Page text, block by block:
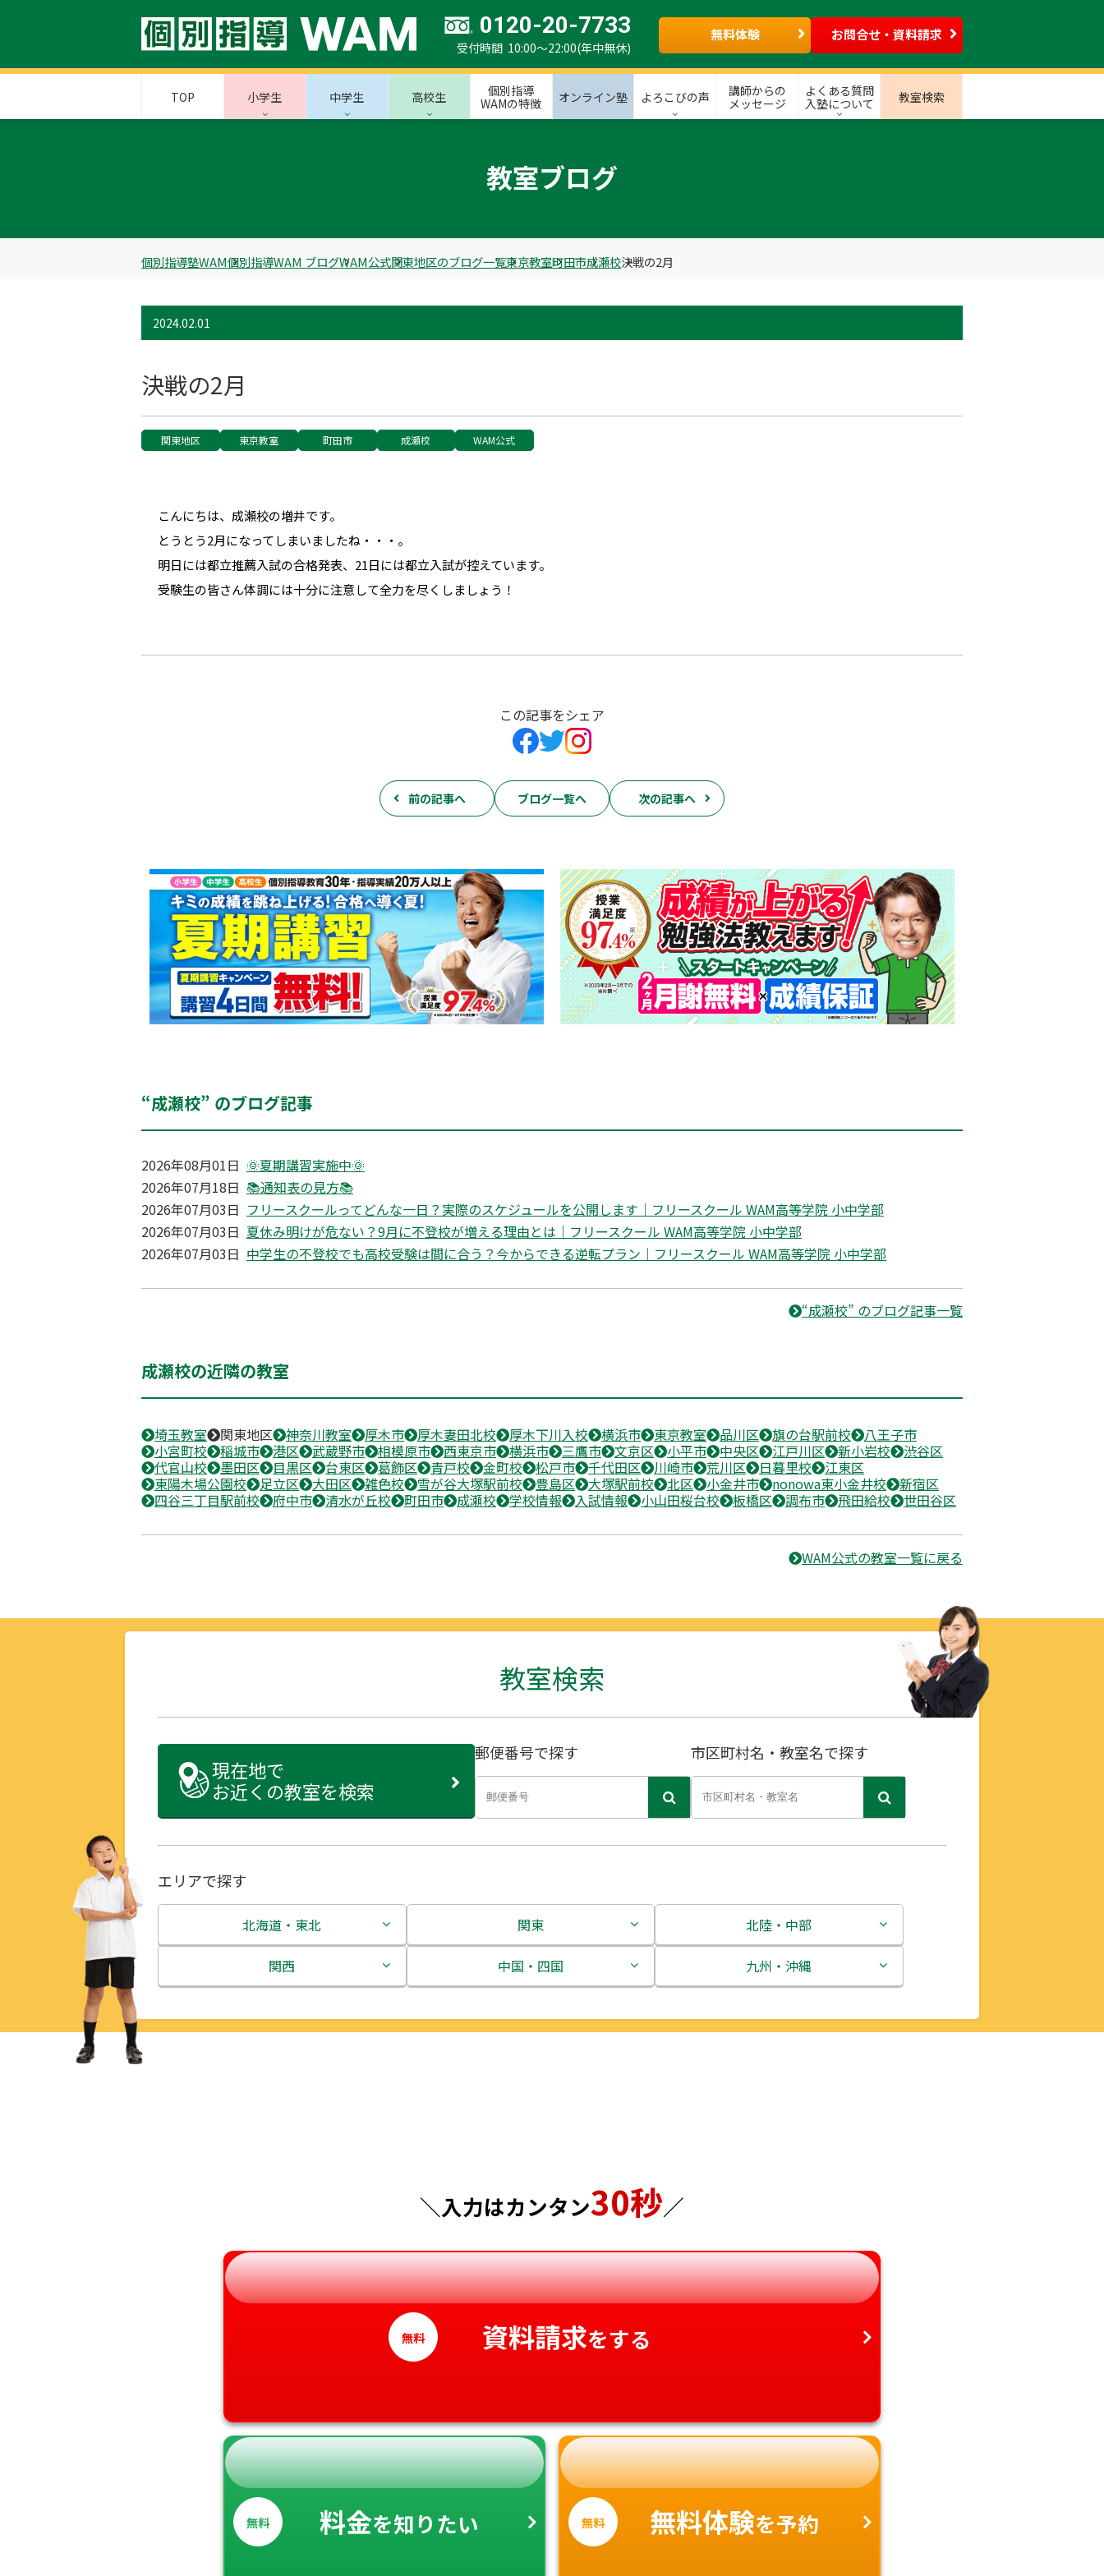
0120-20-7733
受付時間 10:00～22:00(年中無休)
無料体験 お問合せ・資料請求
TOP 小学生 中学生 高校生
個別指導
WAMの特徴
オンライン塾 よろこびの声
講師からの
メッセージ
よくある質問
入塾について
教室検索
教室ブログ
個別指導塾WAM個別指導WAM ブログWAM公式関東地区のブログ一覧東京教室町田市成瀬校決戦の2月
2024.02.01
決戦の2月
関東地区 東京教室 町田市 成瀬校 WAM公式
こんにちは、成瀬校の増井です。
とうとう2月になってしまいましたね・・・。
明日には都立推薦入試の合格発表、21日には都立入試が控えています。
受験生の皆さん体調には十分に注意して全力を尽くしましょう！
この記事をシェア
前の記事へ ブログ一覧へ 次の記事へ
“成瀬校” のブログ記事
2026年08月01日 🌞夏期講習実施中🌞
2026年07月18日 📚通知表の見方📚
2026年07月03日 フリースクールってどんな一日？実際のスケジュールを公開します｜フリースクール WAM高等学院 小中学部
2026年07月03日 夏休み明けが危ない？9月に不登校が増える理由とは｜フリースクール WAM高等学院 小中学部
2026年07月03日 中学生の不登校でも高校受験は間に合う？今からできる逆転プラン｜フリースクール WAM高等学院 小中学部
“成瀬校” のブログ記事一覧
成瀬校の近隣の教室
埼玉教室 関東地区 神奈川教室 厚木市 厚木妻田北校 厚木下川入校 横浜市 東京教室 品川区 旗の台駅前校
八王子市
小宮町校
稲城市 港区 武蔵野市 相模原市 西東京市 横浜市 三鷹市 文京区 小平市 中央区 江戸川区 新小岩校
渋谷区
代官山校
墨田区 目黒区 台東区 葛飾区 青戸校 金町校 松戸市 千代田区 川崎市 荒川区 日暮里校
江東区
東陽木場公園校
足立区 大田区 雑色校 雪が谷大塚駅前校 豊島区 大塚駅前校 北区 小金井市 nonowa東小金井校
新宿区
四谷三丁目駅前校
府中市 清水が丘校 町田市 成瀬校 学校情報 入試情報 小山田桜台校 板橋区 調布市 飛田給校 世田谷区
WAM公式の教室一覧に戻る
教室検索
現在地で
お近くの教室を検索
郵便番号で探す 市区町村名・教室名で探す
エリアで探す
北海道・東北
北海道
関東
茨城県
神奈川県
北陸・中部
新潟県
愛知県
関西
和歌山県
中国・四国
徳島県
香川県
愛媛県
高知県
九州・沖縄
鹿児島県
沖縄県
＼入力はカンタン30秒／
無料 資料請求をする
無料 料金を知りたい 無料 無料体験を予約